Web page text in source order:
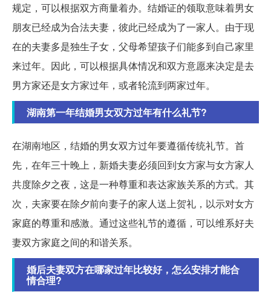
规定，可以根据双方商量着办。结婚证的领取意味着男女
朋友已经成为合法夫妻，彼此已经成为了一家人。由于现
在的夫妻多是独生子女，父母希望孩子们能多到自己家里
来过年。因此，可以根据具体情况和双方意愿来决定是去
男方家还是女方家过年，或者轮流到两家过年。
湖南第一年结婚男女双方过年有什么礼节?
在湖南地区，结婚的男女双方过年要遵循传统礼节。首
先，在年三十晚上，新婚夫妻必须回到女方家与女方家人
共度除夕之夜，这是一种尊重和表达家族关系的方式。其
次，夫家要在除夕前向妻子的家人送上贺礼，以示对女方
家庭的尊重和感激。通过这些礼节的遵循，可以维系好夫
妻双方家庭之间的和谐关系。
婚后夫妻双方在哪家过年比较好，怎么安排才能合
情合理?